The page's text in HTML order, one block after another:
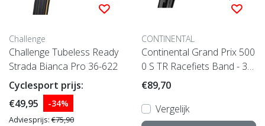
Challenge
Challenge Tubeless Ready
Strada Bianca Pro 36-622
Cyclesport prijs:
€49,95
-34%
Adviesprijs: €75,90
CONTINENTAL
Continental Grand Prix 500
0 S TR Racefiets Band - 30
mm
€89,70
Vergelijk